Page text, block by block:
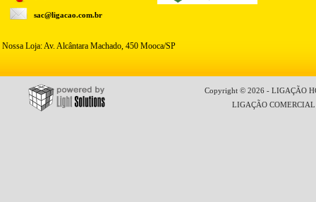
sac@ligacao.com.br
Nossa Loja: Av. Alcântara Machado, 450 Mooca/SP
Copyright © 2026 - LIGAÇÃO
LIGAÇÃO